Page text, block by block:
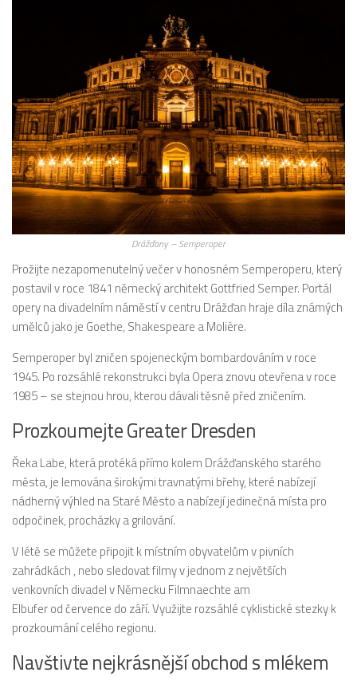
Drážďany – Semperoper
Prožijte nezapomenutelný večer v honosném Semperoperu, který
postavil v roce 1841 německý architekt Gottfried Semper. Portál
opery na divadelním náměstí v centru Drážďan hraje díla známých
umělců jako je Goethe, Shakespeare a Molière.
Semperoper byl zničen spojeneckým bombardováním v roce
1945. Po rozsáhlé rekonstrukci byla Opera znovu otevřena v roce
1985 – se stejnou hrou, kterou dávali těsně před zničením.
Prozkoumejte Greater Dresden
Řeka Labe, která protéká přímo kolem Drážďanského starého
města, je lemována širokými travnatými břehy, které nabízejí
nádherný výhled na Staré Město a nabízejí jedinečná místa pro
odpočinek, procházky a grilování.
V létě se můžete připojit k místním obyvatelům vpivních
zahrádkách , nebo sledovat filmy v jednom z největších
venkovních divadel v Německu Filmnaechte am
Elbufer od července do září. Využijte rozsáhlé cyklistické stezky k
prozkoumání celého regionu.
Navštivte nejkrásnější obchod s mlékem